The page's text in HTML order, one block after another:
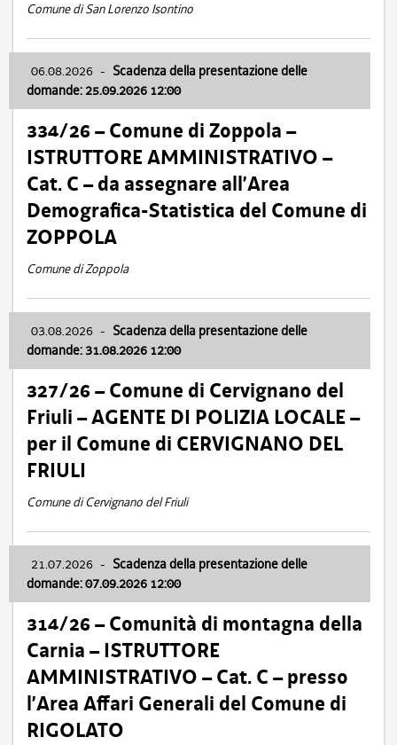
Comune di San Lorenzo Isontino
06.08.2026 - Scadenza della presentazione delle
domande: 25.09.2026 12:00
334/26 – Comune di Zoppola –
ISTRUTTORE AMMINISTRATIVO –
Cat. C – da assegnare all’Area
Demografica-Statistica del Comune di
ZOPPOLA
Comune di Zoppola
03.08.2026 - Scadenza della presentazione delle
domande: 31.08.2026 12:00
327/26 – Comune di Cervignano del
Friuli – AGENTE DI POLIZIA LOCALE –
per il Comune di CERVIGNANO DEL
FRIULI
Comune di Cervignano del Friuli
21.07.2026 - Scadenza della presentazione delle
domande: 07.09.2026 12:00
314/26 – Comunità di montagna della
Carnia – ISTRUTTORE
AMMINISTRATIVO – Cat. C – presso
l’Area Affari Generali del Comune di
RIGOLATO